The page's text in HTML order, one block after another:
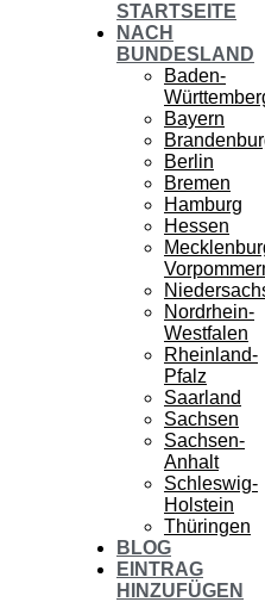
STARTSEITE
NACH
BUNDESLAND
Baden-
Bayern
Berlin
Bremen
Hamburg
Hessen
Nordrhein-
Westfalen
Rheinland-
Pfalz
Saarland
Sachsen
Sachsen-
Anhalt
Schleswig-
Holstein
Thüringen
BLOG
EINTRAG
HINZUFÜGEN